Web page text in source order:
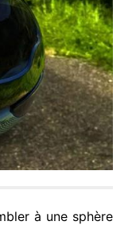
à une sphère